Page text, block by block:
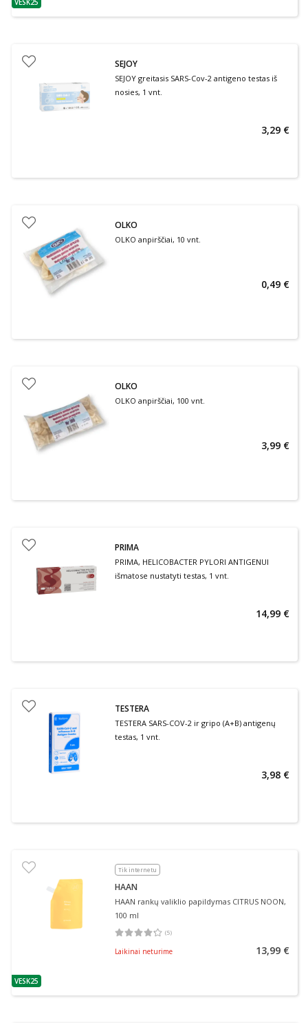
patarimas
VESK25
SEJOY
SEJOY greitasis SARS-Cov-2 antigeno testas iš
nosies, 1 vnt.
3,29 €
OLKO
OLKO anpirščiai, 10 vnt.
0,49 €
OLKO
OLKO anpirščiai, 100 vnt.
3,99 €
PRIMA
PRIMA, HELICOBACTER PYLORI ANTIGENUI
išmatose nustatyti testas, 1 vnt.
14,99 €
TESTERA
TESTERA SARS-COV-2 ir gripo (A+B) antigenų
testas, 1 vnt.
3,98 €
patarimas
VESK25
Tik internetu
HAAN
HAAN rankų valiklio papildymas CITRUS NOON,
100 ml
(5)
Vidutinis įvertinimas 4.20
Laikinai neturime 13,99 €